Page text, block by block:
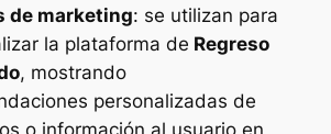
de marketing: se utilizan para
la plataforma de Regreso
, mostrando
personalizadas de
o información al usuario en